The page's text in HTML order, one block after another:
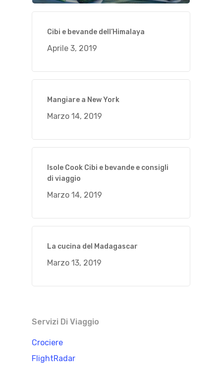
Cibi e bevande dell’Himalaya
Aprile 3, 2019
Mangiare a New York
Marzo 14, 2019
Isole Cook Cibi e bevande e consigli
di viaggio
Marzo 14, 2019
La cucina del Madagascar
Marzo 13, 2019
Servizi Di Viaggio
Crociere
FlightRadar